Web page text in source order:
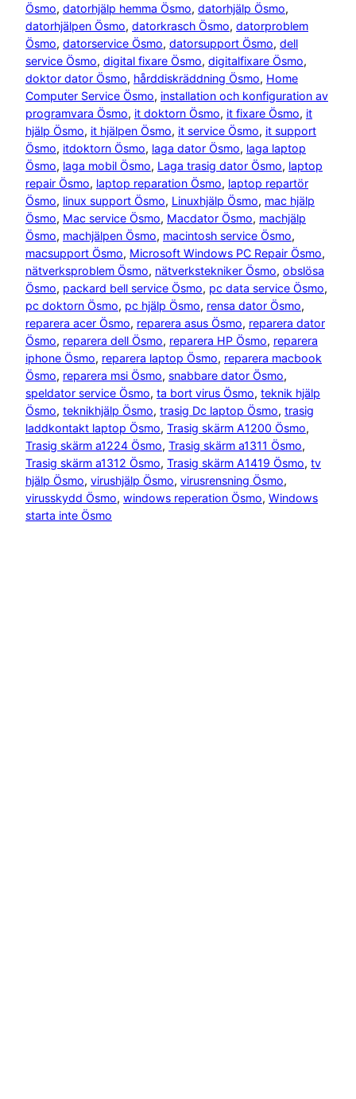
Ösmo, datorhjälp hemma Ösmo, datorhjälp Ösmo
datorhjälpen Ösmo, datorkrasch Ösmo, datorproblem
Ösmo, datorservice Ösmo, datorsupport Ösmo, dell
service Ösmo, digital fixare Ösmo, digitalfixare Ösmo
doktor dator Ösmo, hårddiskräddning Ösmo, Home
Computer Service Ösmo, installation och konfiguration av
programvara Ösmo, it doktorn Ösmo, it fixare Ösmo, it
hjälp Ösmo, it hjälpen Ösmo, it service Ösmo, it support
Ösmo, itdoktorn Ösmo, laga dator Ösmo, laga laptop
Ösmo, laga mobil Ösmo, Laga trasig dator Ösmo, laptop
repair Ösmo, laptop reparation Ösmo, laptop repartör
Ösmo, linux support Ösmo, Linuxhjälp Ösmo, mac hjälp
Ösmo, Mac service Ösmo, Macdator Ösmo, machjälp
Ösmo, machjälpen Ösmo, macintosh service Ösmo
macsupport Ösmo, Microsoft Windows PC Repair Ösmo
nätverksproblem Ösmo, nätverkstekniker Ösmo, obslösa
Ösmo, packard bell service Ösmo, pc data service Ösmo
pc doktorn Ösmo, pc hjälp Ösmo, rensa dator Ösmo
reparera acer Ösmo, reparera asus Ösmo, reparera dator
Ösmo, reparera dell Ösmo, reparera HP Ösmo, reparera
iphone Ösmo, reparera laptop Ösmo, reparera macbook
Ösmo, reparera msi Ösmo, snabbare dator Ösmo
speldator service Ösmo, ta bort virus Ösmo, teknik hjälp
Ösmo, teknikhjälp Ösmo, trasig Dc laptop Ösmo, trasig
laddkontakt laptop Ösmo, Trasig skärm A1200 Ösmo
Trasig skärm a1224 Ösmo, Trasig skärm a1311 Ösmo
Trasig skärm a1312 Ösmo, Trasig skärm A1419 Ösmo, tv
hjälp Ösmo, virushjälp Ösmo, virusrensning Ösmo
virusskydd Ösmo, windows reperation Ösmo, Windows
starta inte Ösmo